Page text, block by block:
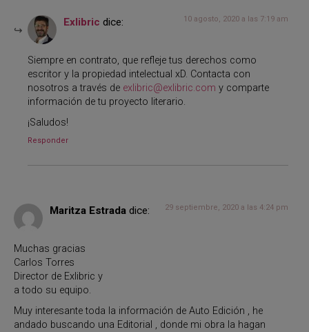
Exlibric dice: 10 agosto, 2020 a las 7:19 am
Siempre en contrato, que refleje tus derechos como
escritor y la propiedad intelectual xD. Contacta con
nosotros a través de exlibric@exlibric.com y comparte
información de tu proyecto literario.
¡Saludos!
Responder
Maritza Estrada dice: 29 septiembre, 2020 a las 4:24 pm
Muchas gracias
Carlos Torres
Director de Exlibric y
a todo su equipo.
Muy interesante toda la información de Auto Edición , he
andado buscando una Editorial , donde mi obra la hagan